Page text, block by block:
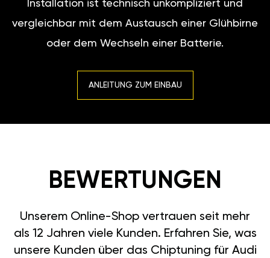
Installation ist technisch unkompliziert und
vergleichbar mit dem Austausch einer Glühbirne
oder dem Wechseln einer Batterie.
ANLEITUNG ZUM EINBAU
BEWERTUNGEN
Unserem Online-Shop vertrauen seit mehr
als 12 Jahren viele Kunden. Erfahren Sie, was
unsere Kunden über das Chiptuning für Audi